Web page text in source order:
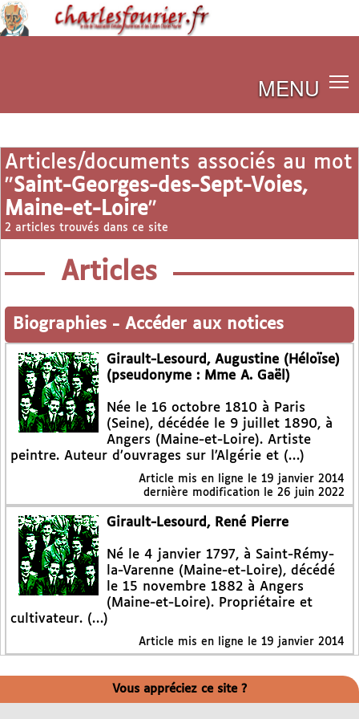
MENU
Articles/documents associés au mot
"Saint-Georges-des-Sept-Voies,
Maine-et-Loire"
2 articles trouvés dans ce site
Articles
Biographies - Accéder aux notices
Girault-Lesourd, Augustine (Héloïse)
(pseudonyme : Mme A. Gaël)
Née le 16 octobre 1810 à Paris
(Seine), décédée le 9 juillet 1890, à
Angers (Maine-et-Loire). Artiste
peintre. Auteur d’ouvrages sur l’Algérie et (…)
Article mis en ligne le 19 janvier 2014
dernière modification le 26 juin 2022
Girault-Lesourd, René Pierre
Né le 4 janvier 1797, à Saint-Rémy-
la-Varenne (Maine-et-Loire), décédé
le 15 novembre 1882 à Angers
(Maine-et-Loire). Propriétaire et
cultivateur. (…)
Article mis en ligne le 19 janvier 2014
Vous appréciez ce site ?